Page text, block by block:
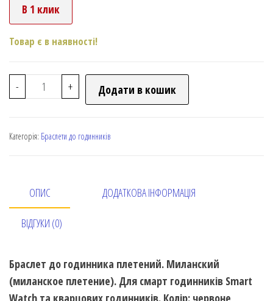
В 1 клик
Товар є в наявності!
- + Додати в кошик
Категорія: Браслети до годинників
ОПИС ДОДАТКОВА ІНФОРМАЦІЯ
ВІДГУКИ (0)
Браслет до годинника плетений. Миланский
(миланское плетение). Для смарт годинників Smart
Watch та кварцових годинників. Колір: червоне